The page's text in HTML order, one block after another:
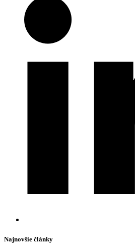
Najnovšie články